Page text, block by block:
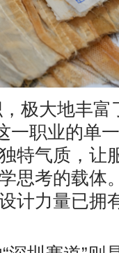
极大地丰富
一职业的单
特气质，让
思考的载体
计力量已拥